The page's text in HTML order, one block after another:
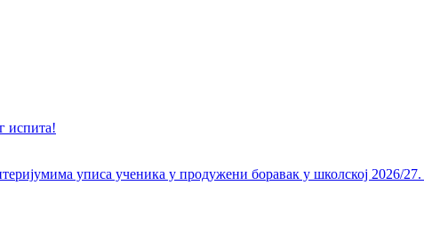
испита!
уписа ученика у продужени боравак у школској 2026/